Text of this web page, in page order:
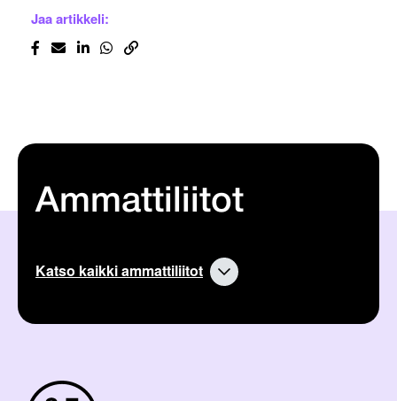
Jaa artikkeli:
Ammattiliitot
Katso kaikki ammattiliitot